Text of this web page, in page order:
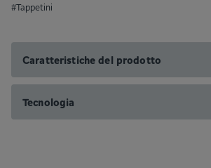
#Tappetini
Caratteristiche del prodotto
Tecnologia